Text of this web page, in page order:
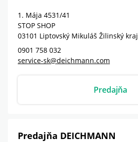
1. Mája 4531/41
STOP SHOP
03101 Liptovský Mikuláš Žilinský kraj
0901 758 032
service-sk@deichmann.com
Predajňa
Predajňa DEICHMANN